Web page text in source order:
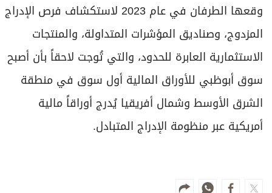
وقعها الطرفان في عام 2023 لاستكشاف فرص الإدراج
المزدوج، وصناديق المؤشرات المتداولة، والمنتجات
الاستثمارية العابرة للحدود، والتي تُوجت لاحقاً بأن أصبح
سوق أبوظبي للأوراق المالية أول سوق في منطقة
الشرق الأوسط وشمال أفريقيا يُدرج أوراقاً مالية
أمريكية عبر منظومة الإدراج المتبادل.